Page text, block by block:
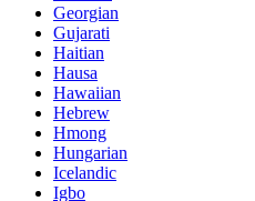
Georgian
Gujarati
Haitian
Hausa
Hawaiian
Hebrew
Hmong
Hungarian
Icelandic
Igbo